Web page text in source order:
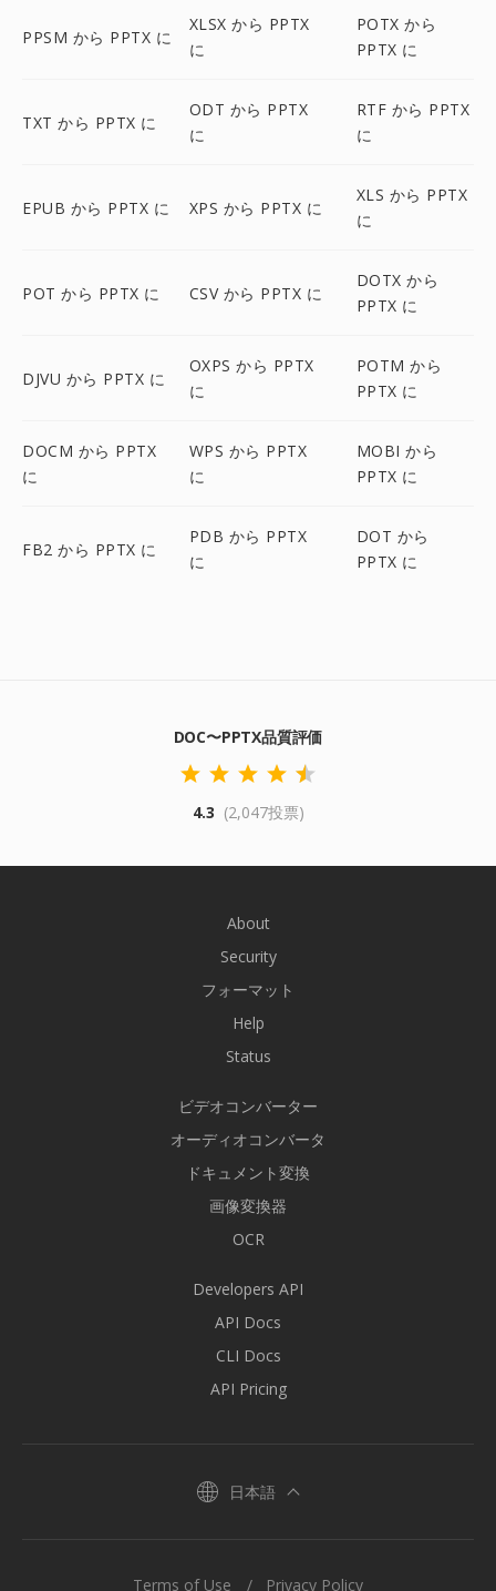
PPSM から PPTX に
XLSX から PPTX
に
POTX から
PPTX に
TXT から PPTX に
ODT から PPTX
に
RTF から PPTX
に
EPUB から PPTX に XPS から PPTX に
XLS から PPTX
に
POT から PPTX に CSV から PPTX に
DOTX から
PPTX に
DJVU から PPTX に
OXPS から PPTX
に
POTM から
PPTX に
DOCM から PPTX
に
WPS から PPTX
に
MOBI から
PPTX に
FB2 から PPTX に
PDB から PPTX
に
DOT から
PPTX に
DOC〜PPTX品質評価
4.3 (2,047投票)
About
Security
フォーマット
Help
Status
ビデオコンバーター
オーディオコンバータ
ドキュメント変換
画像変換器
OCR
Developers API
API Docs
CLI Docs
API Pricing
日本語
Terms of Use Privacy Policy